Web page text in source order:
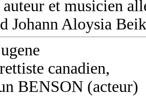
et musicien
Johann Aloysia
canadien,
BENSON (acteur)